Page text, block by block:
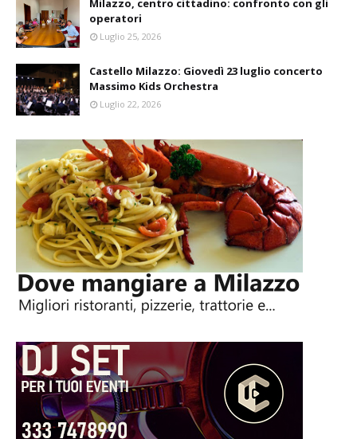
Milazzo, centro cittadino: confronto con gli
operatori
Luglio 25, 2026
Castello Milazzo: Giovedì 23 luglio concerto
Massimo Kids Orchestra
Luglio 22, 2026